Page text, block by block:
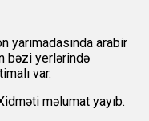
yarımadasında arabir
bəzi yerlərində
var.
məlumat yayıb.